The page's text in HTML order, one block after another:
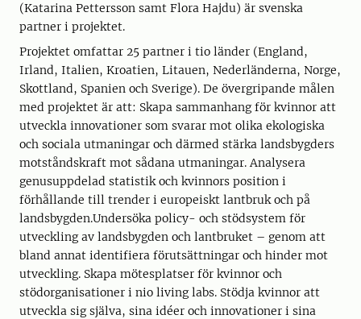
(Katarina Pettersson samt Flora Hajdu) är svenska
partner i projektet.
Projektet omfattar 25 partner i tio länder (England,
Irland, Italien, Kroatien, Litauen, Nederländerna, Norge,
Skottland, Spanien och Sverige). De övergripande målen
med projektet är att: Skapa sammanhang för kvinnor att
utveckla innovationer som svarar mot olika ekologiska
och sociala utmaningar och därmed stärka landsbygders
motståndskraft mot sådana utmaningar. Analysera
genusuppdelad statistik och kvinnors position i
förhållande till trender i europeiskt lantbruk och på
landsbygden.Undersöka policy- och stödsystem för
utveckling av landsbygden och lantbruket – genom att
bland annat identifiera förutsättningar och hinder mot
utveckling. Skapa mötesplatser för kvinnor och
stödorganisationer i nio living labs. Stödja kvinnor att
utveckla sig själva, sina idéer och innovationer i sina